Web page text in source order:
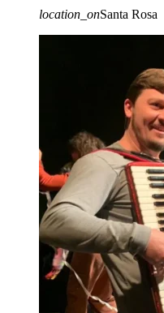
location_onSanta Rosa